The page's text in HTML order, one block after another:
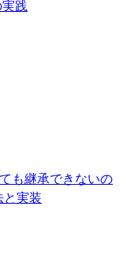
践
も継承できないの
実装